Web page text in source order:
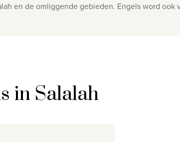
en de omliggende gebieden. Engels word ook
in Salalah